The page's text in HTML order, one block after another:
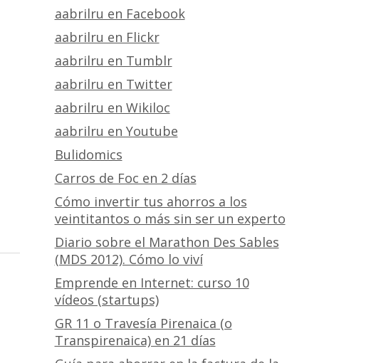
aabrilru en Facebook
aabrilru en Flickr
aabrilru en Tumblr
aabrilru en Twitter
aabrilru en Wikiloc
aabrilru en Youtube
Bulidomics
Carros de Foc en 2 días
Cómo invertir tus ahorros a los
veintitantos o más sin ser un experto
Diario sobre el Marathon Des Sables
(MDS 2012). Cómo lo viví
Emprende en Internet: curso 10
vídeos (startups)
GR 11 o Travesía Pirenaica (o
Transpirenaica) en 21 días